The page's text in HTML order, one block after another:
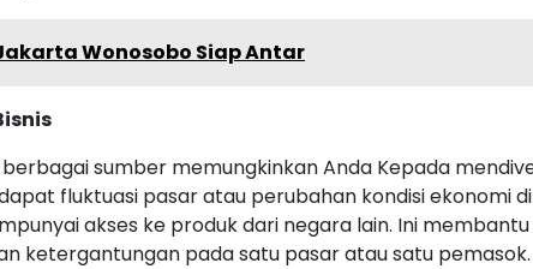
Wonosobo Siap Antar
sumber memungkinkan Anda Kepada
fluktuasi pasar atau perubahan kondisi ekonomi
akses ke produk dari negara lain. Ini
ketergantungan pada satu pasar atau satu pemasok.